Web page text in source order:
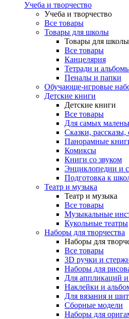
Учеба и творчество
Учеба и творчество
Все товары
Товары для школы
Товары для школы
Все товары
Канцелярия
Тетради и
Пеналы и папки
Обучающе-игровые
Детские книги
Детские книги
Все товары
Для самых
Сказки, рассказы,
Панорамные
Комиксы
Книги со звуком
Энциклопедии и
Подготовка к
Театр и музыка
Театр и музыка
Все товары
Музыкальные
Кукольные театры
Наборы для творчества
Наборы для
Все товары
3D ручки и
Наборы для
Для аппликаций и
Наклейки и
Для вязания и
Сборные модели
Наборы для